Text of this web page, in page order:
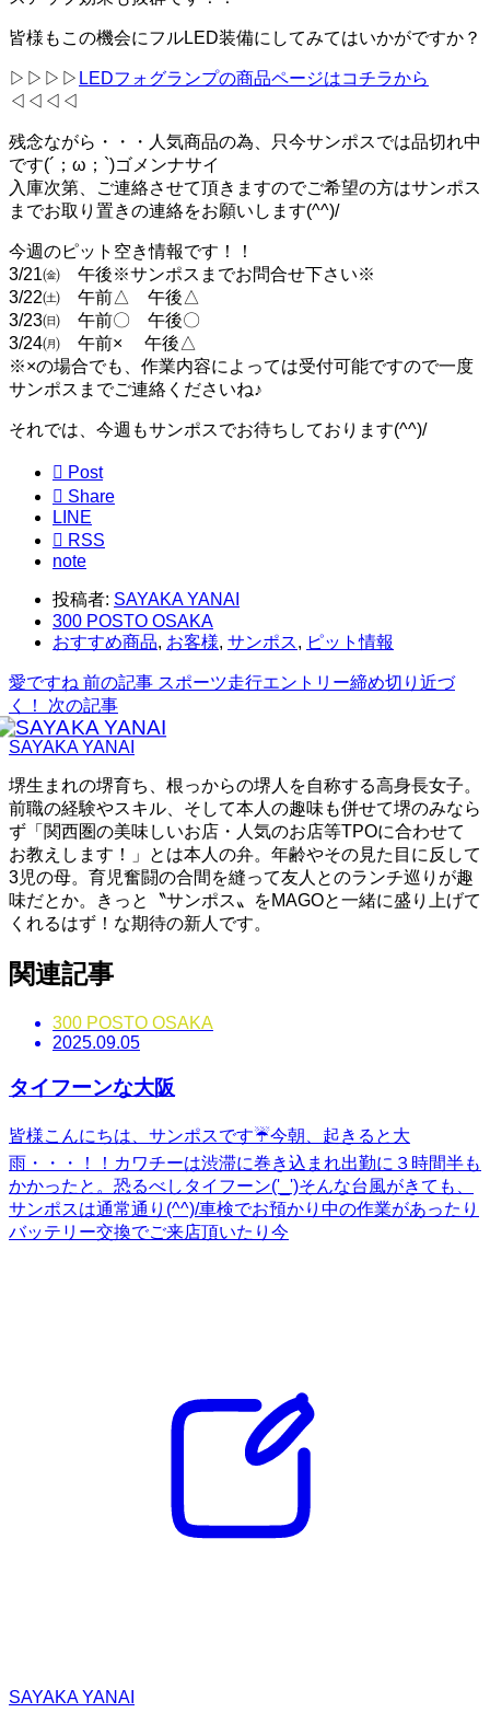
皆様もこの機会にフルLED装備にしてみてはいかがですか？
▷▷▷▷ LEDフォグランプの商品ページはコチラから
◁◁◁◁
残念ながら・・・人気商品の為、只今サンポスでは品切れ中
です(´；ω；`)ゴメンナサイ
入庫次第、ご連絡させて頂きますのでご希望の方はサンポス
までお取り置きの連絡をお願いします(^^)/
今週のピット空き情報です！！
3/21㈮ 午後※サンポスまでお問合せ下さい※
3/22㈯ 午前△ 午後△
3/23㈰ 午前〇 午後〇
3/24㈪ 午前× 午後△
※×の場合でも、作業内容によっては受付可能ですので一度
サンポスまでご連絡くださいね♪
それでは、今週もサンポスでお待ちしております(^^)/
 Post
 Share
LINE
 RSS
note
投稿者: SAYAKA YANAI
300 POSTO OSAKA
おすすめ商品, お客様, サンポス, ピット情報
愛ですね 前の記事 スポーツ走行エントリー締め切り近づ
く！
次の記事
SAYAKA YANAI
堺生まれの堺育ち、根っからの堺人を自称する高身長女子。
前職の経験やスキル、そして本人の趣味も併せて堺のみなら
ず「関西圏の美味しいお店・人気のお店等TPOに合わせて
お教えします！」とは本人の弁。年齢やその見た目に反して
3児の母。育児奮闘の合間を縫って友人とのランチ巡りが趣
味だとか。きっと〝サンポス〟をMAGOと一緒に盛り上げて
くれるはず！な期待の新人です。
関連記事
300 POSTO OSAKA
2025.09.05
タイフーンな大阪
皆様こんにちは、サンポスです☔今朝、起きると大
雨・・・！！カワチーは渋滞に巻き込まれ出勤に３時間半も
かかったと。恐るべしタイフーン('_')そんな台風がきても、
サンポスは通常通り(^^)/車検でお預かり中の作業があったり
バッテリー交換でご来店頂いたり今
SAYAKA YANAI